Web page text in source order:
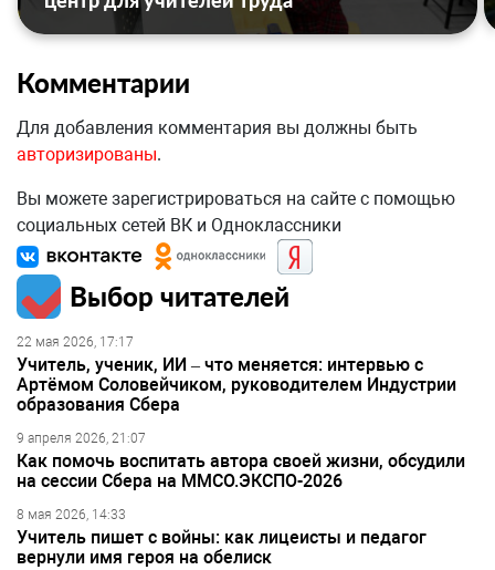
Комментарии
Для добавления комментария вы должны быть
авторизированы.
Вы можете зарегистрироваться на сайте с помощью
социальных сетей ВК и Одноклассники
Выбор читателей
22 мая 2026, 17:17
Учитель, ученик, ИИ – что меняется: интервью с
Артёмом Соловейчиком, руководителем Индустрии
образования Сбера
9 апреля 2026, 21:07
Как помочь воспитать автора своей жизни, обсудили
на сессии Сбера на ММСО.ЭКСПО-2026
8 мая 2026, 14:33
Учитель пишет с войны: как лицеисты и педагог
вернули имя героя на обелиск